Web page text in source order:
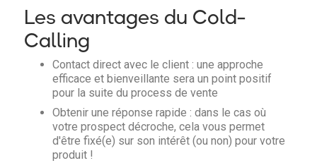
Les avantages du Cold-
Calling
Contact direct avec le client : une approche
efficace et bienveillante sera un point positif
pour la suite du process de vente
Obtenir une réponse rapide : dans le cas où
votre prospect décroche, cela vous permet
d'être fixé(e) sur son intérêt (ou non) pour votre
produit !